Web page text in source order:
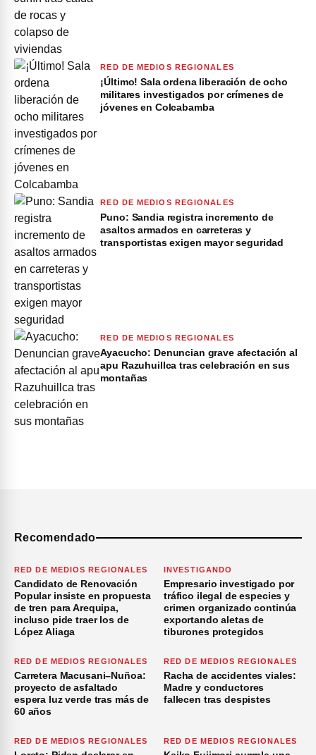
RED DE MEDIOS REGIONALES
¡Último! Sala ordena liberación de ocho
militares investigados por crímenes de
jóvenes en Colcabamba
RED DE MEDIOS REGIONALES
Puno: Sandia registra incremento de
asaltos armados en carreteras y
transportistas exigen mayor seguridad
RED DE MEDIOS REGIONALES
Ayacucho: Denuncian grave afectación al
apu Razuhuillca tras celebración en sus
montañas
Recomendado
RED DE MEDIOS REGIONALES
Candidato de Renovación
Popular insiste en propuesta
de tren para Arequipa,
incluso pide traer los de
López Aliaga
INVESTIGANDO
Empresario investigado por
tráfico ilegal de especies y
crimen organizado continúa
exportando aletas de
tiburones protegidos
RED DE MEDIOS REGIONALES
Carretera Macusani–Nuñoa:
proyecto de asfaltado
espera luz verde tras más de
60 años
RED DE MEDIOS REGIONALES
Racha de accidentes viales:
Madre y conductores
fallecen tras despistes
RED DE MEDIOS REGIONALES RED DE MEDIOS REGIONALES